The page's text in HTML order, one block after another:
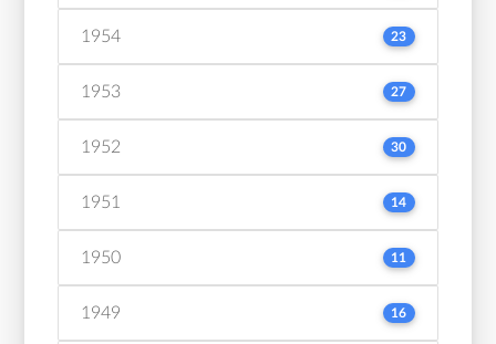
1954 23
1953 27
1952 30
1951 14
1950 11
1949 16